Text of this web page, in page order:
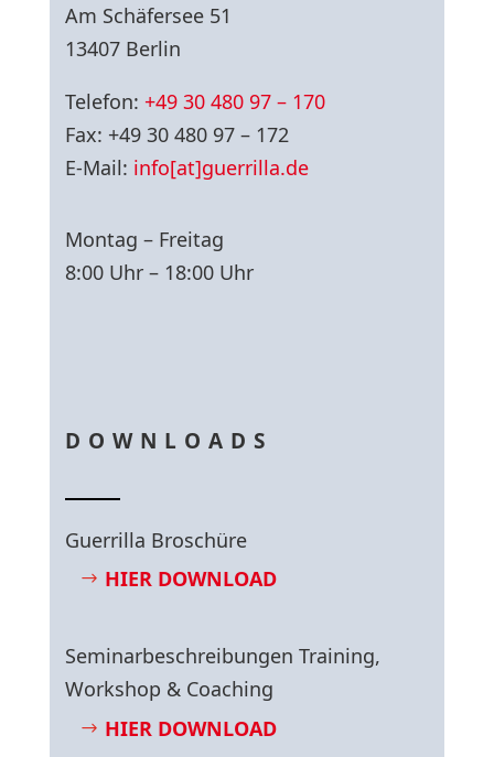
Am Schäfersee 51
13407 Berlin
Telefon: +49 30 480 97 – 170
Fax: +49 30 480 97 – 172
E-Mail: info[at]guerrilla.de
Montag – Freitag
8:00 Uhr – 18:00 Uhr
DOWNLOADS
Guerrilla Broschüre
HIER DOWNLOAD
Seminarbeschreibungen Training,
Workshop & Coaching
HIER DOWNLOAD